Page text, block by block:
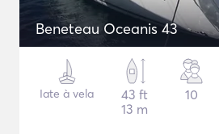
Beneteau Oceanis 43
Iate à vela
43 ft
13 m
10